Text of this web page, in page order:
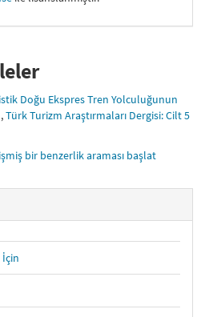
Doğu Ekspres Tren Yolculuğunun
,Türk Turizm Araştırmaları Dergisi: Cilt 5
bir benzerlik araması başlat